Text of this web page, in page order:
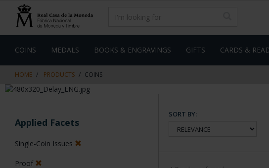
content
navigation
menu
COINS MEDALS BOOKS & ENGRAVINGS GIFTS CARDS &
HOME PRODUCTS COINS
Applied Facets
Single-Coin Issues
Proof
SORT BY: